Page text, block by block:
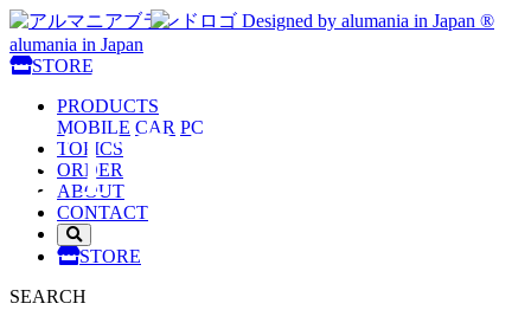
alumania
STORE
Designed by alumania in Japan ®
alumania in Japan
STORE
PRODUCTS
MOBILE CAR PC
TOPICS
ORDER
ABOUT
CONTACT
サ
イ
内
STORE
SEARCH